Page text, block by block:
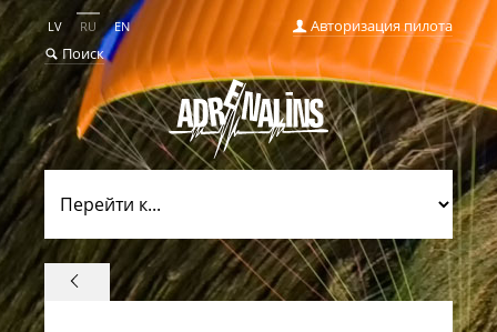
LV RU EN
Поиск
Авторизация пилота